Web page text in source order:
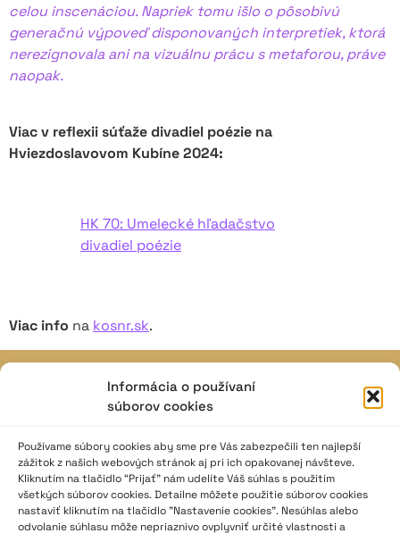
Informácia o používaní
súborov cookies
Používame súbory cookies aby sme pre Vás zabezpečili ten najlepší
zážitok z našich webových stránok aj pri ich opakovanej návšteve.
Kliknutím na tlačidlo “Prijať” nám udelíte Váš súhlas s použitím
všetkých súborov cookies. Detailne môžete použitie súborov cookies
nastaviť kliknutím na tlačidlo "Nastavenie cookies". Nesúhlas alebo
odvolanie súhlasu môže nepriaznivo ovplyvniť určité vlastnosti a
celou inscenáciou. Napriek tomu išlo o pôsobivú
generačnú výpoveď disponovaných interpretiek, ktorá
nerezignovala ani na vizuálnu prácu s metaforou, práve
naopak.
Viac v reflexii súťaže divadiel poézie na
Hviezdoslavovom Kubíne 2024:
HK 70: Umelecké hľadačstvo
divadiel poézie
Viac info na kosnr.sk.
e-mail: javisko.noc@nocka.sk
Nám. SNP č. 12, 812 34 Bratislava 1
Slovenská republika